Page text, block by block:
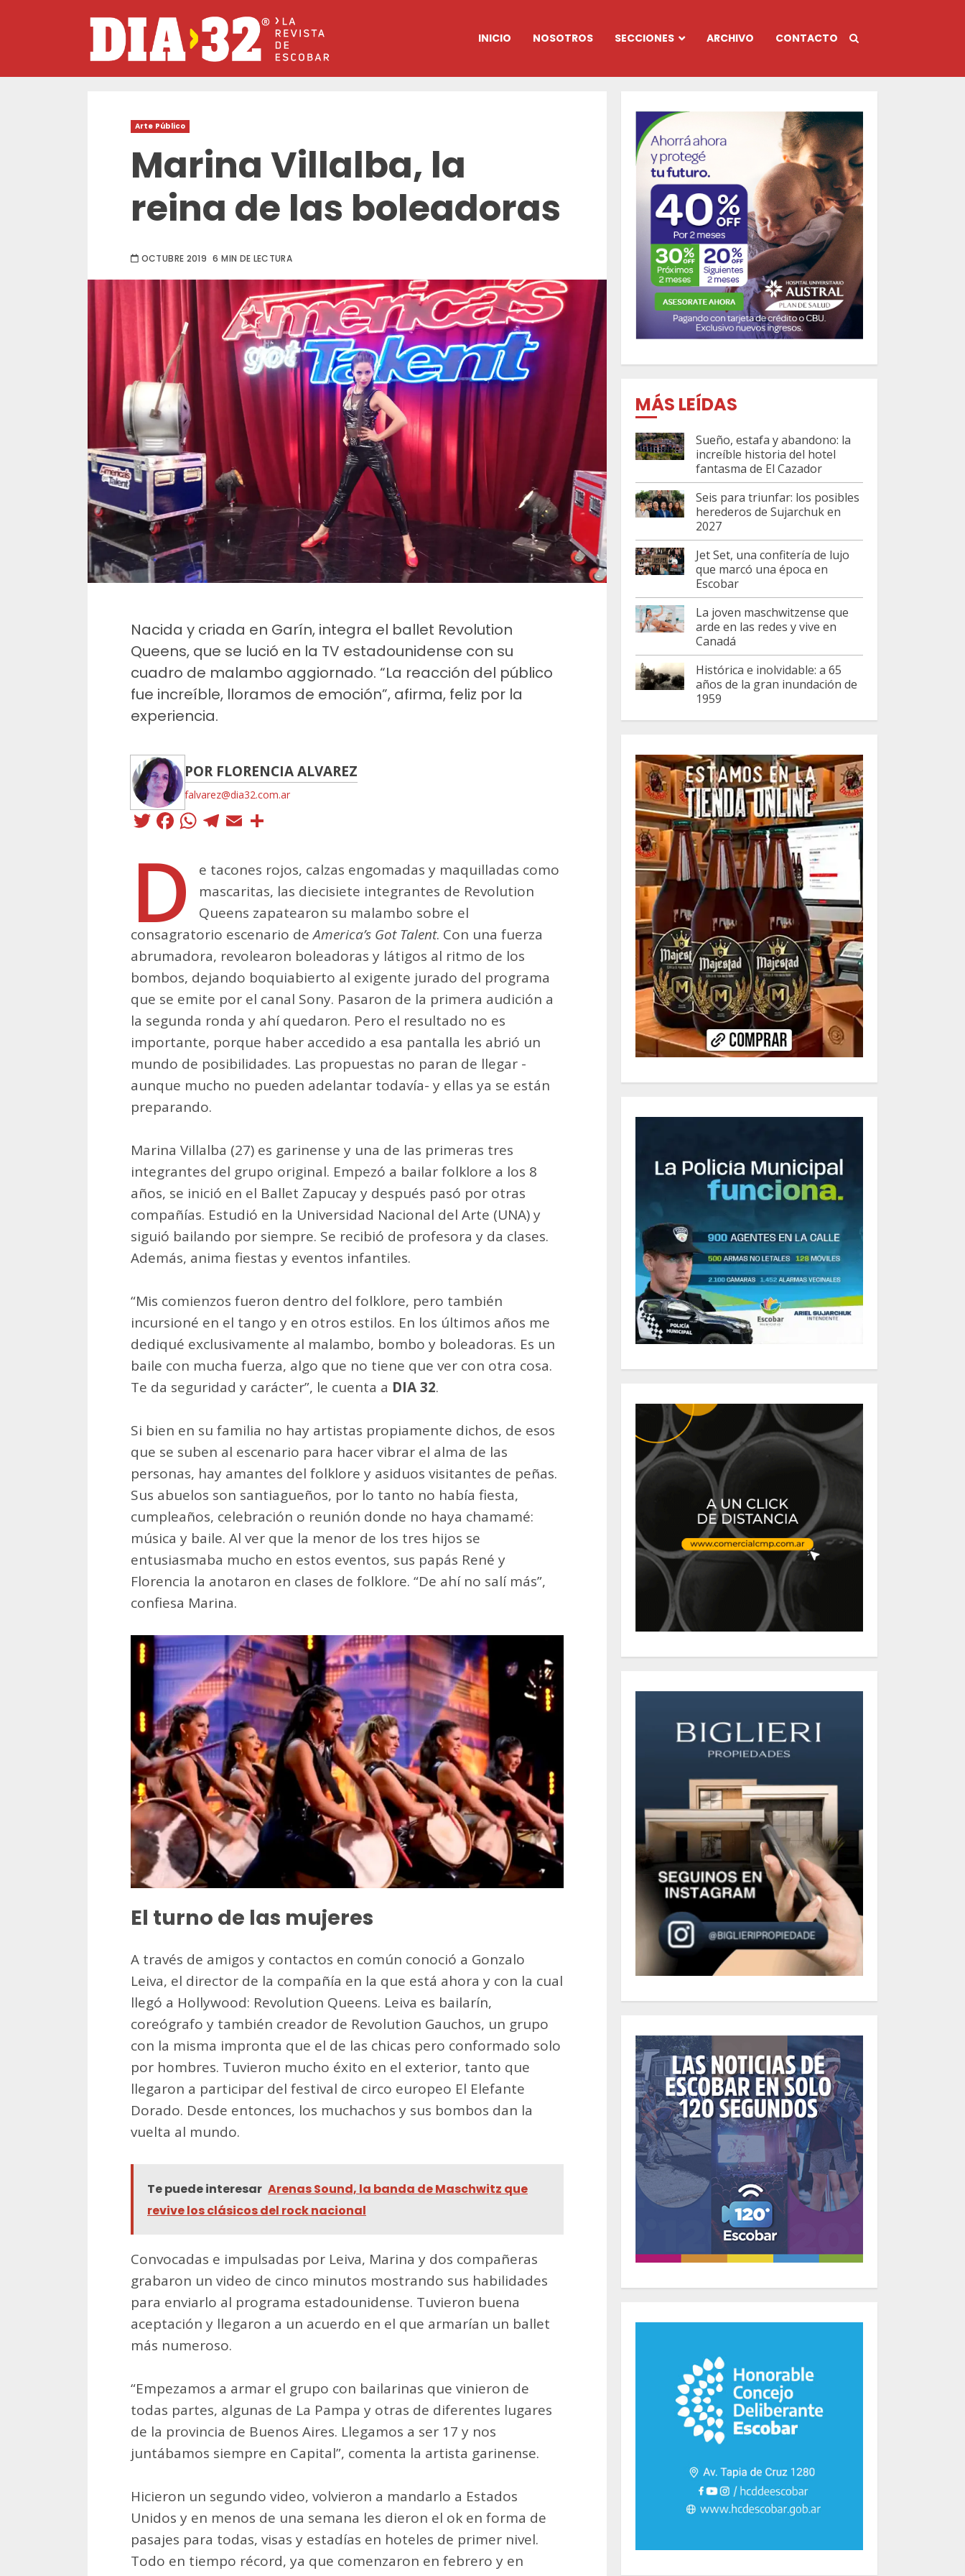
INICIO NOSOTROS SECCIONES ARCHIVO CONTACTO
Arte Público
Marina Villalba, la
reina de las boleadoras
OCTUBRE 2019 6 MIN DE LECTURA
Nacida y criada en Garín, integra el ballet Revolution
Queens, que se lució en la TV estadounidense con su
cuadro de malambo aggiornado. “La reacción del público
fue increíble, lloramos de emoción”, afirma, feliz por la
experiencia.
POR FLORENCIA ALVAREZ
falvarez@dia32.com.ar
Twitter
Facebook
WhatsApp
Telegram
Email
D
e tacones rojos, calzas engomadas y maquilladas como
mascaritas, las diecisiete integrantes de Revolution
Queens zapatearon su malambo sobre el
consagratorio escenario deAmerica’s Got Talent. Con una fuerza
abrumadora, revolearon boleadoras y látigos al ritmo de los
bombos, dejando boquiabierto al exigente jurado del programa
que se emite por el canal Sony. Pasaron de la primera audición a
la segunda ronda y ahí quedaron. Pero el resultado no es
importante, porque haber accedido a esa pantalla les abrió un
mundo de posibilidades. Las propuestas no paran de llegar -
aunque mucho no pueden adelantar todavía- y ellas ya se están
preparando.
Marina Villalba (27) es garinense y una de las primeras tres
integrantes del grupo original. Empezó a bailar folklore a los 8
años, se inició en el Ballet Zapucay y después pasó por otras
compañías. Estudió en la Universidad Nacional del Arte (UNA) y
siguió bailando por siempre. Se recibió de profesora y da clases.
Además, anima fiestas y eventos infantiles.
“Mis comienzos fueron dentro del folklore, pero también
incursioné en el tango y en otros estilos. En los últimos años me
dediqué exclusivamente al malambo, bombo y boleadoras. Es un
baile con mucha fuerza, algo que no tiene que ver con otra cosa.
Te da seguridad y carácter”, le cuenta a DIA 32.
Si bien en su familia no hay artistas propiamente dichos, de esos
que se suben al escenario para hacer vibrar el alma de las
personas, hay amantes del folklore y asiduos visitantes de peñas.
Sus abuelos son santiagueños, por lo tanto no había fiesta,
cumpleaños, celebración o reunión donde no haya chamamé:
música y baile. Al ver que la menor de los tres hijos se
entusiasmaba mucho en estos eventos, sus papás René y
Florencia la anotaron en clases de folklore. “De ahí no salí más”,
confiesa Marina.
El turno de las mujeres
A través de amigos y contactos en común conoció a Gonzalo
Leiva, el director de la compañía en la que está ahora y con la cual
llegó a Hollywood: Revolution Queens. Leiva es bailarín,
coreógrafo y también creador de Revolution Gauchos, un grupo
con la misma impronta que el de las chicas pero conformado solo
por hombres. Tuvieron mucho éxito en el exterior, tanto que
llegaron a participar del festival de circo europeo El Elefante
Dorado. Desde entonces, los muchachos y sus bombos dan la
vuelta al mundo.
Te puede interesar Arenas Sound, la banda de Maschwitz que
revive los clásicos del rock nacional
Convocadas e impulsadas por Leiva, Marina y dos compañeras
grabaron un video de cinco minutos mostrando sus habilidades
para enviarlo al programa estadounidense. Tuvieron buena
aceptación y llegaron a un acuerdo en el que armarían un ballet
más numeroso.
“Empezamos a armar el grupo con bailarinas que vinieron de
todas partes, algunas de La Pampa y otras de diferentes lugares
de la provincia de Buenos Aires. Llegamos a ser 17 y nos
juntábamos siempre en Capital”, comenta la artista garinense.
Hicieron un segundo video, volvieron a mandarlo a Estados
Unidos y en menos de una semana les dieron el ok en forma de
pasajes para todas, visas y estadías en hoteles de primer nivel.
Todo en tiempo récord, ya que comenzaron en febrero y en
MÁS LEÍDAS
Sueño, estafa y abandono: la
increíble historia del hotel
fantasma de El Cazador
Seis para triunfar: los posibles
herederos de Sujarchuk en
2027
Jet Set, una confitería de lujo
que marcó una época en
Escobar
La joven maschwitzense que
arde en las redes y vive en
Canadá
Histórica e inolvidable: a 65
años de la gran inundación de
1959